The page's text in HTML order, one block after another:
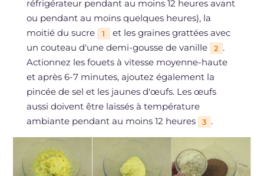
réfrigérateur pendant au moins 12 heures avant
ou pendant au moins quelques heures), la
moitié du sucre
1
et les graines grattées avec
un couteau d'une demi-gousse de vanille
2 .
Actionnez les fouets à vitesse moyenne-haute
et après 6-7 minutes, ajoutez également la
pincée de sel et les jaunes d'œufs. Les œufs
aussi doivent être laissés à température
ambiante pendant au moins 12 heures
3 .